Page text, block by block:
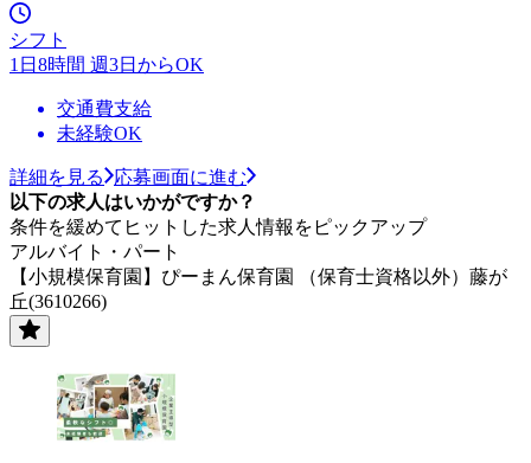
シフト
1日8時間 週3日からOK
交通費支給
未経験OK
詳細を見る
応募画面に進む
以下の求人はいかがですか？
条件を緩めてヒットした求人情報をピックアップ
アルバイト・パート
【小規模保育園】ぴーまん保育園 （保育士資格以外）藤が
丘(3610266)